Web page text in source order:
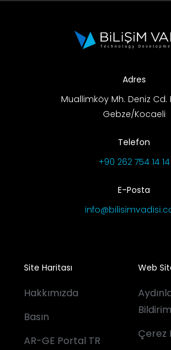
Adres
Muallimköy Mh. Deniz Cd.
Gebze/Kocaeli
Telefon
+90 262 754 14 14
E-Posta
Site Haritası
Hakkımızda
Basın
AR-GE Portal TR
Web
Çerez